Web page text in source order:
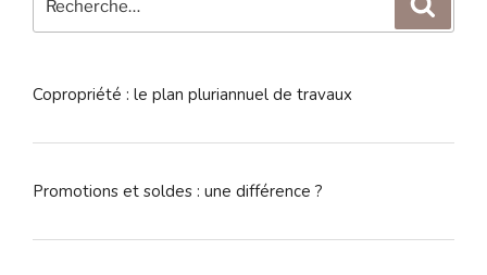
pour
Copropriété : le plan pluriannuel de travaux
Promotions et soldes : une différence ?